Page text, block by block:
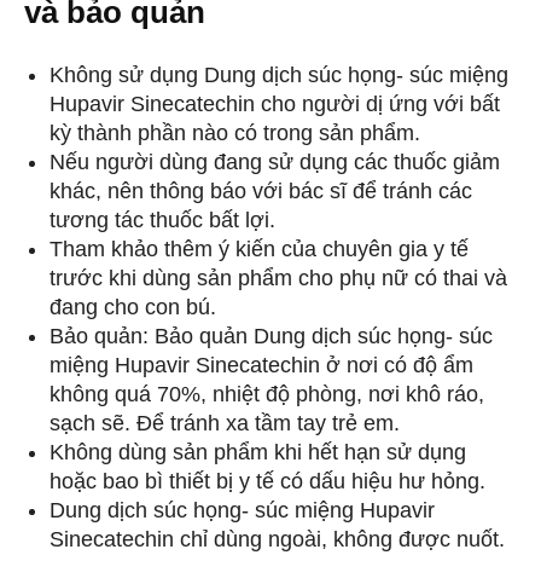
và bảo quản
Không sử dụng Dung dịch súc họng- súc miệng
Hupavir Sinecatechin cho người dị ứng với bất
kỳ thành phần nào có trong sản phẩm.
Nếu người dùng đang sử dụng các thuốc giảm
khác, nên thông báo với bác sĩ để tránh các
tương tác thuốc bất lợi.
Tham khảo thêm ý kiến của chuyên gia y tế
trước khi dùng sản phẩm cho phụ nữ có thai và
đang cho con bú.
Bảo quản: Bảo quản Dung dịch súc họng- súc
miệng Hupavir Sinecatechin ở nơi có độ ẩm
không quá 70%, nhiệt độ phòng, nơi khô ráo,
sạch sẽ. Để tránh xa tầm tay trẻ em.
Không dùng sản phẩm khi hết hạn sử dụng
hoặc bao bì thiết bị y tế có dấu hiệu hư hỏng.
Dung dịch súc họng- súc miệng Hupavir
Sinecatechin chỉ dùng ngoài, không được nuốt.